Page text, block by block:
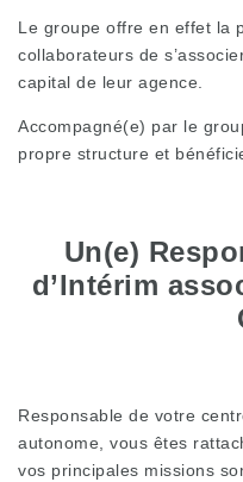
Le groupe offre en effet la
collaborateurs de
capital de leur agence.
Accompagné(e) par le
propre structure et
Un(e)
d’Intérim
Responsable de votre
autonome, vous êtes
vos principales missions